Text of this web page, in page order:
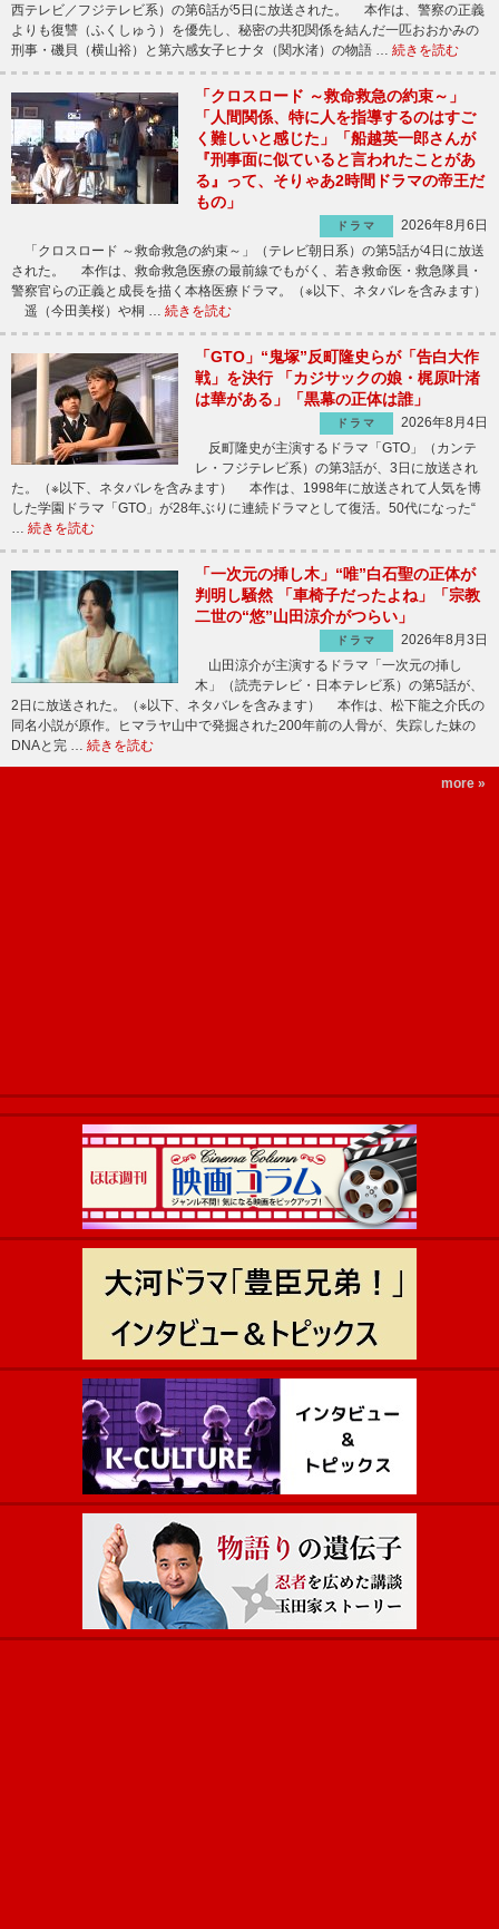
西テレビ／フジテレビ系）の第6話が5日に放送された。 本作は、警察の正義
よりも復讐（ふくしゅう）を優先し、秘密の共犯関係を結んだ一匹おおかみの
刑事・磯貝（横山裕）と第六感女子ヒナタ（関水渚）の物語 … 続きを読む
「クロスロード ～救命救急の約束～」
「人間関係、特に人を指導するのはすご
く難しいと感じた」「船越英一郎さんが
『刑事面に似ていると言われたことがあ
る』って、そりゃあ2時間ドラマの帝王だ
もの」
ドラマ
2026年8月6日
「クロスロード ～救命救急の約束～」（テレビ朝日系）の第5話が4日に放送
された。 本作は、救命救急医療の最前線でもがく、若き救命医・救急隊員・
警察官らの正義と成長を描く本格医療ドラマ。（※以下、ネタバレを含みます）
遥（今田美桜）や桐 … 続きを読む
「GTO」“鬼塚”反町隆史らが「告白大作
戦」を決行 「カジサックの娘・梶原叶渚
は華がある」「黒幕の正体は誰」
ドラマ
2026年8月4日
反町隆史が主演するドラマ「GTO」（カンテ
レ・フジテレビ系）の第3話が、3日に放送され
た。（※以下、ネタバレを含みます） 本作は、1998年に放送されて人気を博
した学園ドラマ「GTO」が28年ぶりに連続ドラマとして復活。50代になった“
続きを読む
「一次元の挿し木」“唯”白石聖の正体が
判明し騒然 「車椅子だったよね」「宗教
二世の“悠”山田涼介がつらい」
ドラマ
2026年8月3日
山田涼介が主演するドラマ「一次元の挿し
木」（読売テレビ・日本テレビ系）の第5話が、
2日に放送された。（※以下、ネタバレを含みます） 本作は、松下龍之介氏の
同名小説が原作。ヒマラヤ山中で発掘された200年前の人骨が、失踪した妹の
DNAと完 … 続きを読む
more »